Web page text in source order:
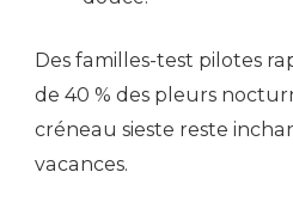
Des familles-test pilotes
de 40 % des pleurs
créneau sieste reste
vacances.